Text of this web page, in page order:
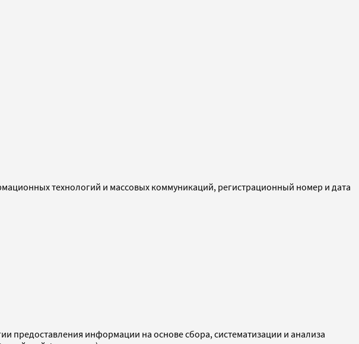
технологий и массовых коммуникаций, регистрационный номер и дата
информации на основе сбора, систематизации и анализа